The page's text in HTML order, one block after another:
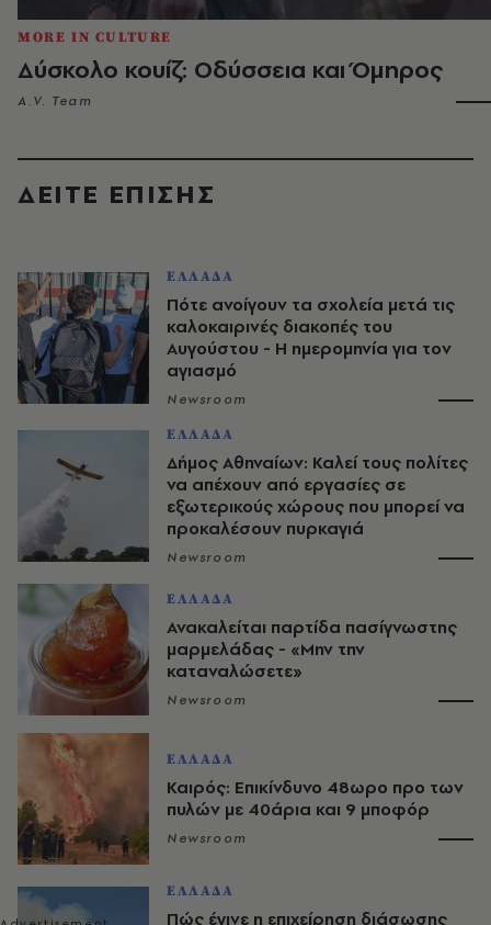
MORE IN CULTURE
Δύσκολο κουίζ: Οδύσσεια και Όμηρος
A.V. Team
ΔΕΙΤΕ ΕΠΙΣΗΣ
ΕΛΛΑΔΑ
Πότε ανοίγουν τα σχολεία μετά τις
καλοκαιρινές διακοπές του
Αυγούστου - Η ημερομηνία για τον
αγιασμό
Newsroom
ΕΛΛΑΔΑ
Δήμος Αθηναίων: Καλεί τους πολίτες
να απέχουν από εργασίες σε
εξωτερικούς χώρους που μπορεί να
προκαλέσουν πυρκαγιά
Newsroom
ΕΛΛΑΔΑ
Ανακαλείται παρτίδα πασίγνωστης
μαρμελάδας - «Μην την
καταναλώσετε»
Newsroom
ΕΛΛΑΔΑ
Καιρός: Επικίνδυνο 48ωρο προ των
πυλών με 40άρια και 9 μποφόρ
Newsroom
ΕΛΛΑΔΑ
Πώς έγινε η επιχείρηση διάσωσης